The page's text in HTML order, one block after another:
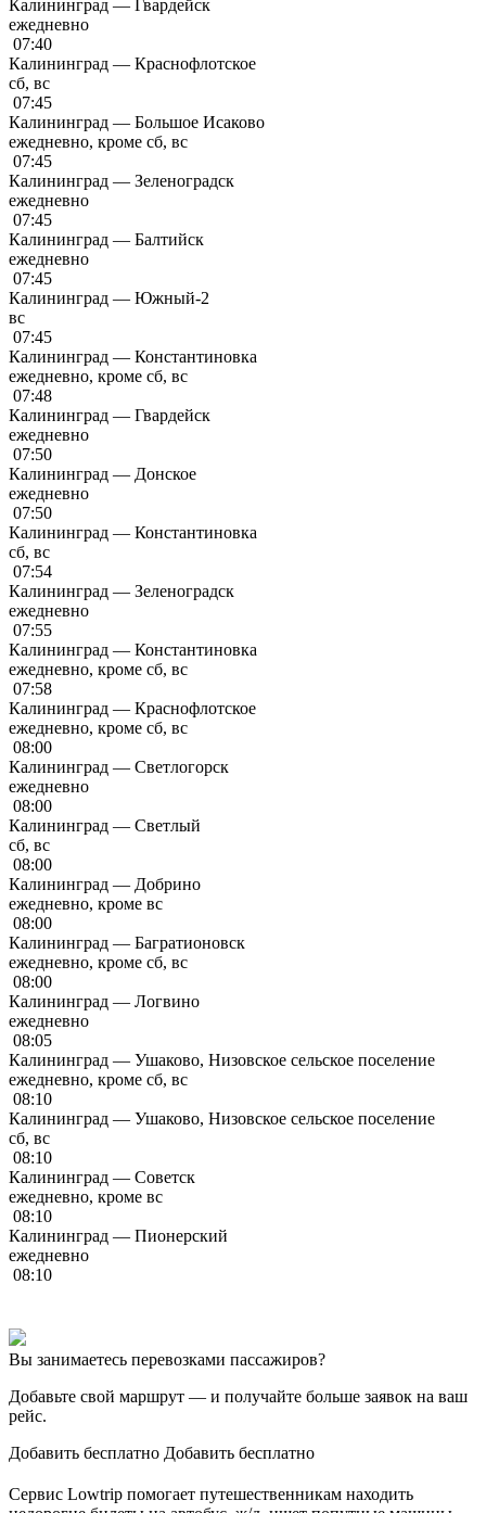
Калининград — Гвардейск
ежедневно
07:40
Калининград — Краснофлотское
сб, вс
07:45
Калининград — Большое Исаково
ежедневно, кроме сб, вс
07:45
Калининград — Зеленоградск
ежедневно
07:45
Калининград — Балтийск
ежедневно
07:45
Калининград — Южный-2
вс
07:45
Калининград — Константиновка
ежедневно, кроме сб, вс
07:48
Калининград — Гвардейск
ежедневно
07:50
Калининград — Донское
ежедневно
07:50
Калининград — Константиновка
сб, вс
07:54
Калининград — Зеленоградск
ежедневно
07:55
Калининград — Константиновка
ежедневно, кроме сб, вс
07:58
Калининград — Краснофлотское
ежедневно, кроме сб, вс
08:00
Калининград — Светлогорск
ежедневно
08:00
Калининград — Светлый
сб, вс
08:00
Калининград — Добрино
ежедневно, кроме вс
08:00
Калининград — Багратионовск
ежедневно, кроме сб, вс
08:00
Калининград — Логвино
ежедневно
08:05
Калининград — Ушаково, Низовское сельское поселение
ежедневно, кроме сб, вс
08:10
Калининград — Ушаково, Низовское сельское поселение
сб, вс
08:10
Калининград — Советск
ежедневно, кроме вс
08:10
Калининград — Пионерский
ежедневно
08:10
Вы занимаетесь перевозками пассажиров?
Добавьте свой маршрут — и получайте больше заявок на ваш
рейс.
Добавить бесплатно Добавить бесплатно
Сервис Lowtrip помогает путешественникам находить